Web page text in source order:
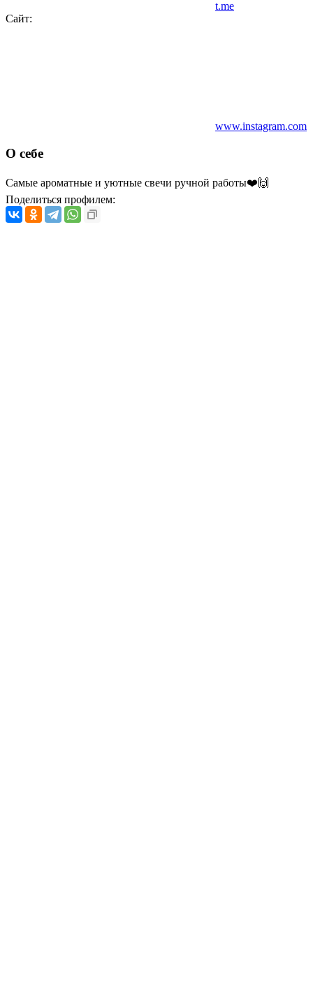
t.me
Сайт:
www.instagram.com
О себе
Самые ароматные и уютные свечи ручной работы❤️🙌
Поделиться профилем: